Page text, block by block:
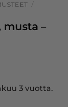
/
musta –
3 vuotta.